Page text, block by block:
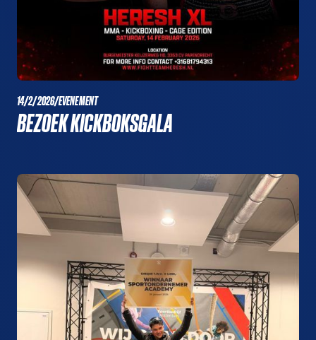
14/2/2026/EVENEMENT
BEZOEK KICKBOKSGALA